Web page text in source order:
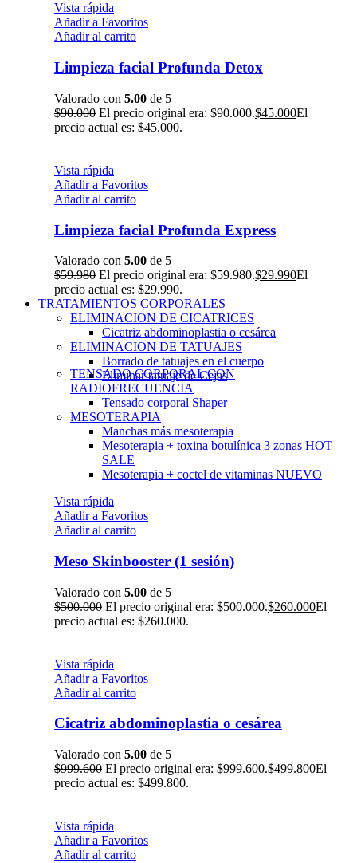
Vista rápida
Añadir a Favoritos
Añadir al carrito
Limpieza facial Profunda Detox
Valorado con 5.00 de 5
$90.000 El precio original era: $90.000.$45.000El
precio actual es: $45.000.
Vista rápida
Añadir a Favoritos
Añadir al carrito
Limpieza facial Profunda Express
Valorado con 5.00 de 5
$59.980 El precio original era: $59.980.$29.990El
precio actual es: $29.990.
TRATAMIENTOS CORPORALES
ELIMINACION DE CICATRICES
Cicatriz abdominoplastia o cesárea
ELIMINACION DE TATUAJES
Borrado de tatuajes en el cuerpo
Eliminar tatuaje de Cejas
TENSADO CORPORAL CON
RADIOFRECUENCIA
Tensado corporal Shaper
MESOTERAPIA
Manchas más mesoterapia
Mesoterapia + toxina botulínica 3 zonas HOT
SALE
Mesoterapia + coctel de vitaminas NUEVO
Vista rápida
Añadir a Favoritos
Añadir al carrito
Meso Skinbooster (1 sesión)
Valorado con 5.00 de 5
$500.000 El precio original era: $500.000.$260.000El
precio actual es: $260.000.
Vista rápida
Añadir a Favoritos
Añadir al carrito
Cicatriz abdominoplastia o cesárea
Valorado con 5.00 de 5
$999.600 El precio original era: $999.600.$499.800El
precio actual es: $499.800.
Vista rápida
Añadir a Favoritos
Añadir al carrito